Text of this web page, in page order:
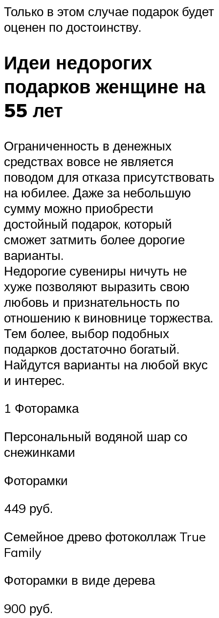
Только в этом случае подарок будет
оценен по достоинству.
Идеи недорогих
подарков женщине на
55 лет
Ограниченность в денежных
средствах вовсе не является
поводом для отказа присутствовать
на юбилее. Даже за небольшую
сумму можно приобрести
достойный подарок, который
сможет затмить более дорогие
варианты.
Недорогие сувениры ничуть не
хуже позволяют выразить свою
любовь и признательность по
отношению к виновнице торжества.
Тем более, выбор подобных
подарков достаточно богатый.
Найдутся варианты на любой вкус
и интерес.
1 Фоторамка
Персональный водяной шар со
снежинками
Фоторамки
449 руб.
Семейное древо фотоколлаж True
Family
Фоторамки в виде дерева
900 руб.